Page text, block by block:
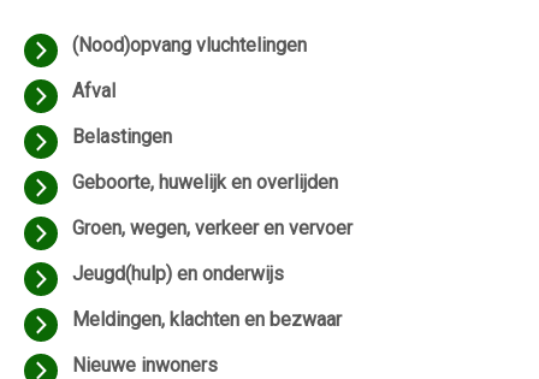
(Nood)opvang vluchtelingen
Afval
Belastingen
Geboorte, huwelijk en overlijden
Groen, wegen, verkeer en vervoer
Jeugd(hulp) en onderwijs
Meldingen, klachten en bezwaar
Nieuwe inwoners